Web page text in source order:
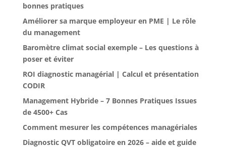
bonnes pratiques
Améliorer sa marque employeur en PME | Le rôle
du management
Baromètre climat social exemple – Les questions à
poser et éviter
ROI diagnostic managérial | Calcul et présentation
CODIR
Management Hybride – 7 Bonnes Pratiques Issues
de 4500+ Cas
Comment mesurer les compétences managériales
Diagnostic QVT obligatoire en 2026 – aide et guide